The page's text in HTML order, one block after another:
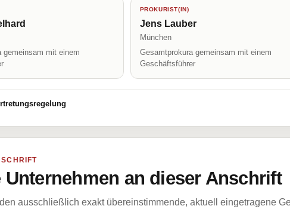
gemeinsam mit einem
PROKURIST(IN)
Jens Lauber
München
Gesamtprokura gemeinsam mit einem
Geschäftsführer
Unternehmen an dieser Anschrift
ausschließlich exakt übereinstimmende, aktuell eingetragene